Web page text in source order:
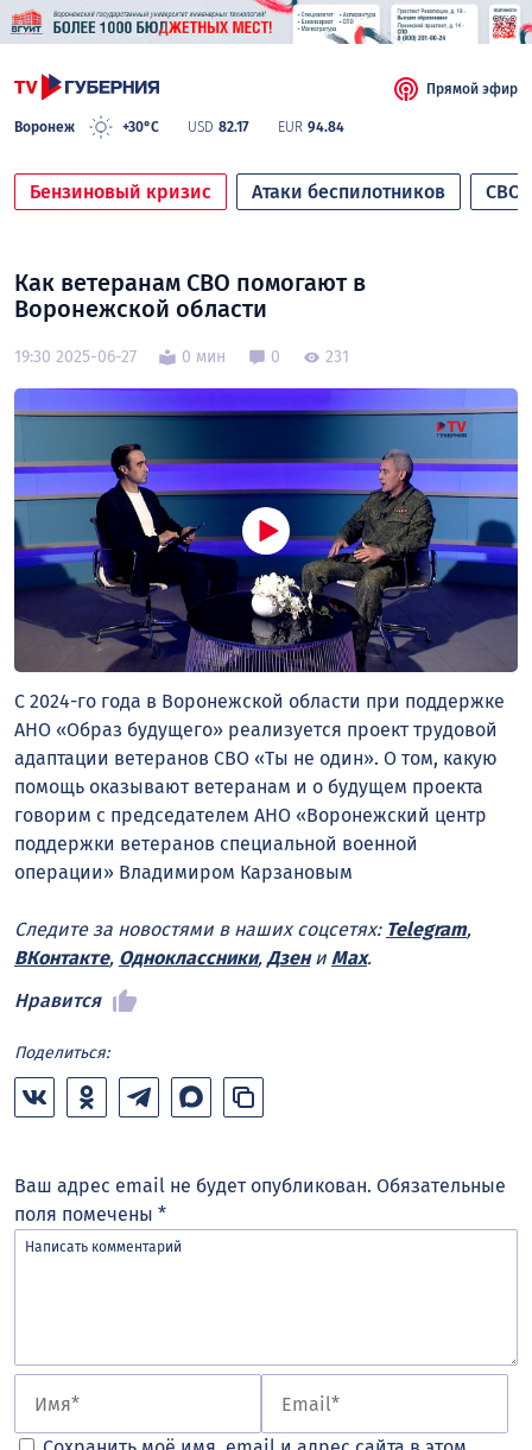
Воронеж +30°C USD 82.17 EUR 94.84
Прямой эфир
Бензиновый кризис Атаки беспилотников СВО
Как ветеранам СВО помогают в
Воронежской области
19:30 2025-06-27 0 мин 0 231
C 2024-го года в Воронежской области при поддержке
АНО «Образ будущего» реализуется проект трудовой
адаптации ветеранов СВО «Ты не один». О том, какую
помощь оказывают ветеранам и о будущем проекта
говорим с председателем АНО «Воронежский центр
поддержки ветеранов специальной военной
операции» Владимиром Карзановым
Следите за новостями в наших соцсетях: Telegram,
ВКонтакте, Одноклассники, Дзени Max.
Нравится
Поделиться:
Ваш адрес email не будет опубликован. Обязательные
поля помечены *